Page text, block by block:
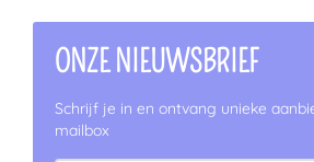
ONZE NIEUWSBRIEF
Schrijf je in en ontvang unieke
mailbox